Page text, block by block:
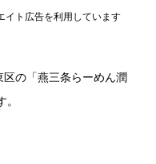
イト広告を利用しています
の「燕三条らーめん潤